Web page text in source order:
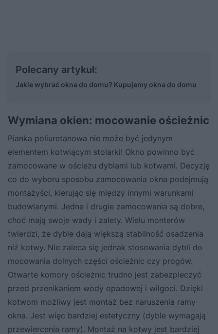
Polecany artykuł:
Jakie wybrać okna do domu? Kupujemy okna do domu
Wymiana okien: mocowanie ościeżnic
Pianka poliuretanowa nie może być jedynym
elementem kotwiącym stolarki! Okno powinno być
zamocowane w ościeżu dyblami lub kotwami. Decyzję
co do wyboru sposobu zamocowania okna podejmują
montażyści, kierując się między innymi warunkami
budowlanymi. Jedne i drugie zamocowania są dobre,
choć mają swoje wady i zalety. Wielu monterów
twierdzi, że dyble dają większą stabilność osadzenia
niż kotwy. Nie zaleca się jednak stosowania dybli do
mocowania dolnych części ościeżnic czy progów.
Otwarte komory ościeżnic trudno jest zabezpieczyć
przed przenikaniem wody opadowej i wilgoci. Dzięki
kotwom możliwy jest montaż bez naruszenia ramy
okna. Jest więc bardziej estetyczny (dyble wymagają
przewiercenia ramy). Montaż na kotwy jest bardziej